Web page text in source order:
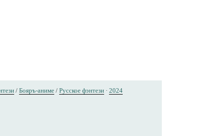
/ Бояръ-аниме / Русское фэнтези · 2024